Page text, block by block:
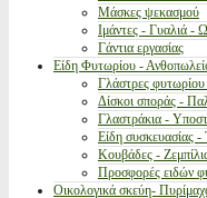
Μάσκες ψεκασμού
Ιμάντες - Γυαλιά -
Γάντια εργασίας
Είδη Φυτωρίου -
Γλάστρες
Δίσκοι σποράς -
Γλαστράκια -
Είδη συσκευασίας
Κουβάδες -
Προσφορές ειδών
Οικολογικά σκεύη-